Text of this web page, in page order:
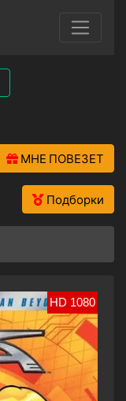
МНЕ ПОВЕЗЕТ
Подборки
HD 1080